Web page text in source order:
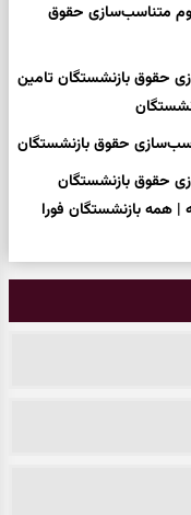
متناسب‌سازی حقوق
۴۰-۳۰-۳۰ متناسب‌سازی حقوق بازنشستگان تامین
حقوق بازنشستگان
حقوق بازنشستگان
همه بازنشستگان فورا